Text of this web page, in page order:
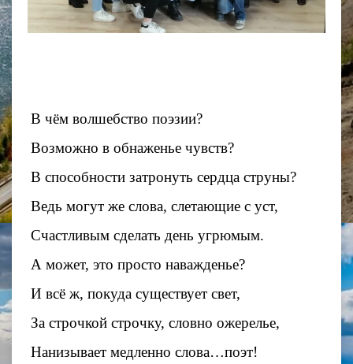
В чём волшебство поэзии?
Возможно в обнаженье чувств?
В способности затронуть сердца струны?
Ведь могут же слова, слетающие с уст,
Счастливым сделать день угрюмым.
А может, это просто наважденье?
И всё ж, покуда существует свет,
За строчкой строчку, словно ожерелье,
Нанизывает медленно слова…поэт!